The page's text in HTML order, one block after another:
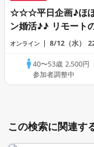
☆☆☆平日企画♪ほぼ
ン婚活♪♪ リモート
ちで乾杯しません
PARTY!!
オンライン 8/12（水）
40〜53歳 2,500円
参加者調整中
この検索に関連す